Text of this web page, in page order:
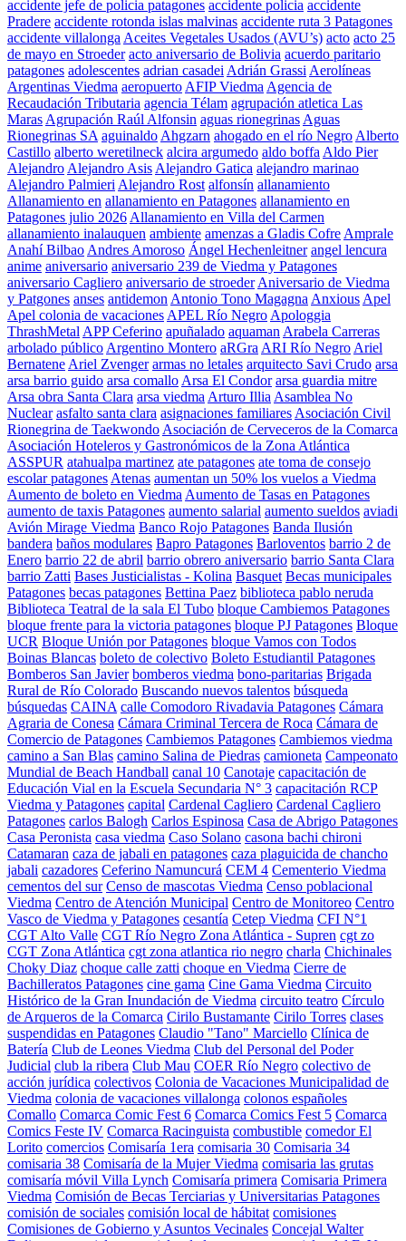
accidente jefe de policia patagones accidente policia accidente
Pradere accidente rotonda islas malvinas accidente ruta 3 Patagones
accidente villalonga Aceites Vegetales Usados (AVU’s) acto acto 25
de mayo en Stroeder acto aniversario de Bolivia acuerdo paritario
patagones adolescentes adrian casadei Adrián Grassi Aerolíneas
Argentinas Viedma aeropuerto AFIP Viedma Agencia de
Recaudación Tributaria agencia Télam agrupación atletica Las
Maras Agrupación Raúl Alfonsin aguas rionegrinas Aguas
Rionegrinas SA aguinaldo Ahgzarn ahogado en el río Negro Alberto
Castillo alberto weretilneck alcira argumedo aldo boffa Aldo Pier
Alejandro Alejandro Asis Alejandro Gatica alejandro marinao
Alejandro Palmieri Alejandro Rost alfonsín allanamiento
Allanamiento en allanamiento en Patagones allanamiento en
Patagones julio 2026 Allanamiento en Villa del Carmen
allanamiento inalauquen ambiente amenzas a Gladis Cofre Amprale
Anahí Bilbao Andres Amoroso Ángel Hechenleitner angel lencura
anime aniversario aniversario 239 de Viedma y Patagones
aniversario Cagliero aniversario de stroeder Aniversario de Viedma
y Patgones anses antidemon Antonio Tono Magagna Anxious Apel
Apel colonia de vacaciones APEL Río Negro Apologgia
ThrashMetal APP Ceferino apuñalado aquaman Arabela Carreras
arbolado público Argentino Montero aRGra ARI Río Negro Ariel
Bernatene Ariel Zvenger armas no letales arquitecto Savi Crudo arsa
arsa barrio guido arsa comallo Arsa El Condor arsa guardia mitre
Arsa obra Santa Clara arsa viedma Arturo Illia Asamblea No
Nuclear asfalto santa clara asignaciones familiares Asociación Civil
Rionegrina de Taekwondo Asociación de Cerveceros de la Comarca
Asociación Hoteleros y Gastronómicos de la Zona Atlántica
ASSPUR atahualpa martinez ate patagones ate toma de consejo
escolar patagones Atenas aumentan un 50% los vuelos a Viedma
Aumento de boleto en Viedma Aumento de Tasas en Patagones
aumento de taxis Patagones aumento salarial aumento sueldos aviadi
Avión Mirage Viedma Banco Rojo Patagones Banda Ilusión
bandera baños modulares Bapro Patagones Barloventos barrio 2 de
Enero barrio 22 de abril barrio obrero aniversario barrio Santa Clara
barrio Zatti Bases Justicialistas - Kolina Basquet Becas municipales
Patagones becas patagones Bettina Paez biblioteca pablo neruda
Biblioteca Teatral de la sala El Tubo bloque Cambiemos Patagones
bloque frente para la victoria patagones bloque PJ Patagones Bloque
UCR Bloque Unión por Patagones bloque Vamos con Todos
Boinas Blancas boleto de colectivo Boleto Estudiantil Patagones
Bomberos San Javier bomberos viedma bono-paritarias Brigada
Rural de Río Colorado Buscando nuevos talentos búsqueda
búsquedas CAINA calle Comodoro Rivadavia Patagones Cámara
Agraria de Conesa Cámara Criminal Tercera de Roca Cámara de
Comercio de Patagones Cambiemos Patagones Cambiemos viedma
camino a San Blas camino Salina de Piedras camioneta Campeonato
Mundial de Beach Handball canal 10 Canotaje capacitación de
Educación Vial en la Escuela Secundaria N° 3 capacitación RCP
Viedma y Patagones capital Cardenal Cagliero Cardenal Cagliero
Patagones carlos Balogh Carlos Espinosa Casa de Abrigo Patagones
Casa Peronista casa viedma Caso Solano casona bachi chironi
Catamaran caza de jabali en patagones caza plaguicida de chancho
jabali cazadores Ceferino Namuncurá CEM 4 Cementerio Viedma
cementos del sur Censo de mascotas Viedma Censo poblacional
Viedma Centro de Atención Municipal Centro de Monitoreo Centro
Vasco de Viedma y Patagones cesantía Cetep Viedma CFI N°1
CGT Alto Valle CGT Río Negro Zona Atlántica - Supren cgt zo
CGT Zona Atlántica cgt zona atlantica rio negro charla Chichinales
Choky Diaz choque calle zatti choque en Viedma Cierre de
Bachilleratos Patagones cine gama Cine Gama Viedma Circuito
Histórico de la Gran Inundación de Viedma circuito teatro Círculo
de Arqueros de la Comarca Cirilo Bustamante Cirilo Torres clases
suspendidas en Patagones Claudio "Tano" Marciello Clínica de
Batería Club de Leones Viedma Club del Personal del Poder
Judicial club la ribera Club Mau COER Río Negro colectivo de
acción jurídica colectivos Colonia de Vacaciones Municipalidad de
Viedma colonia de vacaciones villalonga colonos españoles
Comallo Comarca Comic Fest 6 Comarca Comics Fest 5 Comarca
Comics Feste IV Comarca Racinguista combustible comedor El
Lorito comercios Comisaría 1era comisaria 30 Comisaria 34
comisaria 38 Comisaría de la Mujer Viedma comisaria las grutas
comisaría móvil Villa Lynch Comisaría primera Comisaria Primera
Viedma Comisión de Becas Terciarias y Universitarias Patagones
comisión de sociales comisión local de hábitat comisiones
Comisiones de Gobierno y Asuntos Vecinales Concejal Walter